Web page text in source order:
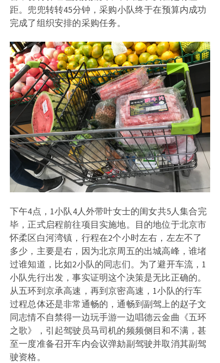
距。兜兜转转45分钟，采购小队终于在预算内成功
完成了组织安排的采购任务。
下午4点，1小队4人外带叶女士的闺女共5人集合完
毕，正式启程前往项目实施地。目的地位于北京市
怀柔区白河湾镇，行程在2个小时左右，左左不了
多少，主要是右，因为北京周五的出城高峰，谁堵
过谁知道，比如2小队的同志们。为了避开车流，1
小队先行出发，事实证明这个决策是无比正确的。
从五环到京承高速，再到京密高速，1小队的行车
过程总体还是非常通畅的，通畅到副驾上的赵子文
同志情不自禁得一边玩手游一边唱德云金曲《五环
之歌》，引起驾驶员马司机的频频侧目和不满，甚
至一度准备召开车内会议弹劾副驾驶并取消其副驾
驶资格。